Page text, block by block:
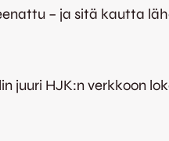
– ja sitä kautta
juuri HJK:n verkkoon